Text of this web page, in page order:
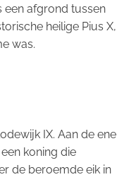
een afgrond tussen
heilige Pius X,
was.
IX. Aan de ene
koning die
de beroemde eik in